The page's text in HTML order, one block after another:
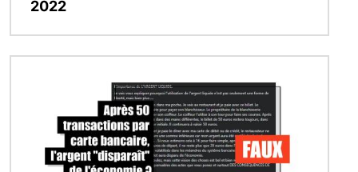
2022